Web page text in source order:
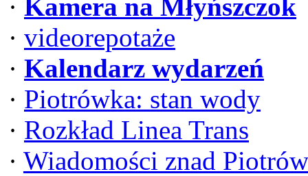
· Kamera na Młyńszczok
· videorepotaże
· Kalendarz wydarzeń
· Piotrówka: stan wody
· Rozkład Linea Trans
· Wiadomości znad